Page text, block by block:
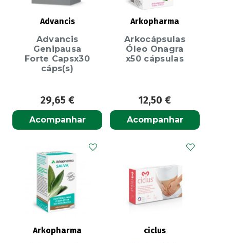
Advancis
Advancis
Genipausa
Forte Capsx30
cáps(s)
29,65 €
Acompanhar
Arkopharma
Arkocápsulas
Óleo Onagra
x50 cápsulas
12,50 €
Acompanhar
Arkopharma
ciclus